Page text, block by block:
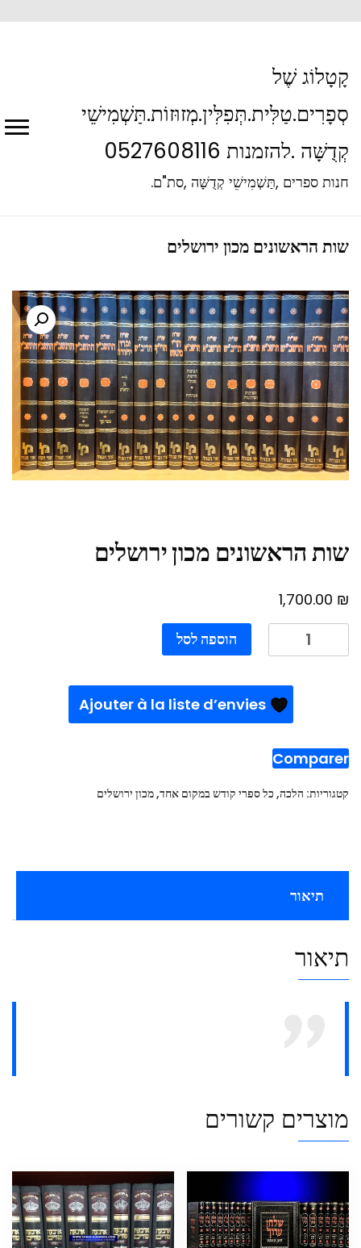
קָטָלוֹג שֶׁל
סְפָרִים.טַלִּית.תְּפִלִּין.מְזוּזוֹת.תַּשְׁמִישֵׁי
קְדֻשָּׁה .להזמנות 0527608116
חנות ספרים ,תַּשְׁמִישֵׁי קְדֻשָּׁה ,סת"ם.
שות הראשונים מכון ירושלים
שות הראשונים מכון ירושלים
1,700.00 ₪
של
הוספה לסל
Ajouter à la liste d’envies
Comparer
קטגוריות: הלכה, כל ספרי קודש במקום אחד,מכון ירושלים
תיאור
תיאור
מוצרים קשורים